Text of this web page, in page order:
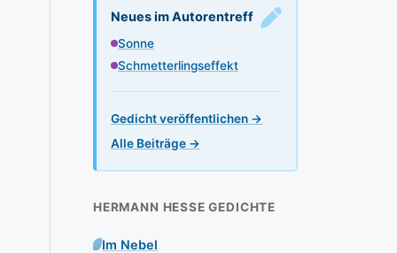
Neues im Autorentreff
Sonne
Schmetterlingseffekt
Gedicht veröffentlichen →
Alle Beiträge →
HERMANN HESSE GEDICHTE
Im Nebel